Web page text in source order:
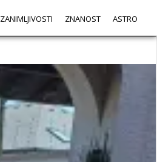
ZANIMLJIVOSTI ZNANOST ASTRO